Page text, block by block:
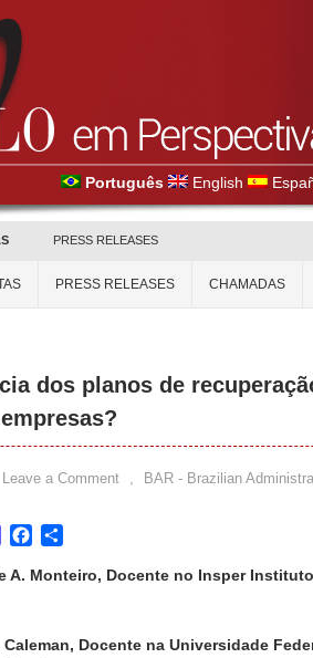
Português English
PRESS RELEASES
PRESS RELEASES CHAMADAS
dos planos de
Leave a Comment , BAR - Brazilian
MastodonFacebook
A. Monteiro, Docente no Insper
Docente na Universidade